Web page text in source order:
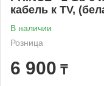
кабель к TV,
В наличии
Розница
6 900 ₸